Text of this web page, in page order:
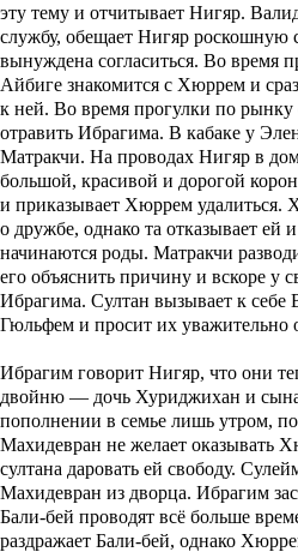
эту тему и отчитывает Нигяр.
службу, обещает Нигяр роскошную
вынуждена согласиться. Во время
Айбиге знакомится с Хюррем и
к ней. Во время прогулки по рынку
отравить Ибрагима. В кабаке у
Матракчи. На проводах Нигяр в
большой, красивой и дорогой
и приказывает Хюррем удалиться.
о дружбе, однако та отказывает ей
начинаются роды. Матракчи
его объяснить причину и вскоре у
Ибрагима. Султан вызывает к себе
Гюльфем и просит их уважительно
Ибрагим говорит Нигяр, что они
двойню — дочь Хуриджихан и
пополнении в семье лишь утром,
Махидевран не желает оказывать
султана даровать ей свободу.
Махидевран из дворца. Ибрагим
Бали-бей проводят всё больше
раздражает Бали-бей, однако